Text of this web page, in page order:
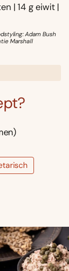
| 14 g eiwit |
Adam Bush
Marshall